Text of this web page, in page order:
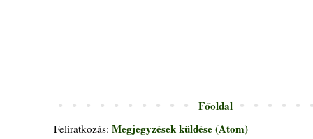
Főoldal
Feliratkozás: Megjegyzések küldése (Atom)